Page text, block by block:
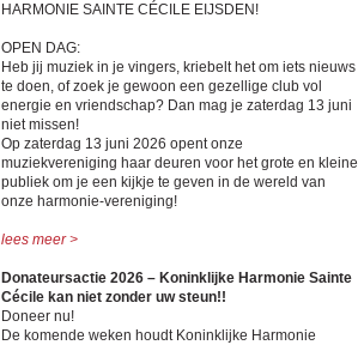
HARMONIE SAINTE CÉCILE EIJSDEN!
OPEN DAG:
Heb jij muziek in je vingers, kriebelt het om iets nieuws
te doen, of zoek je gewoon een gezellige club vol
energie en vriendschap? Dan mag je zaterdag 13 juni
niet missen!
Op zaterdag 13 juni 2026 opent onze
muziekvereniging haar deuren voor het grote en kleine
publiek om je een kijkje te geven in de wereld van
onze harmonie-vereniging!
lees meer >
Donateursactie 2026 – Koninklijke Harmonie Sainte
Cécile kan niet zonder uw steun!!
Doneer nu!
De komende weken houdt Koninklijke Harmonie